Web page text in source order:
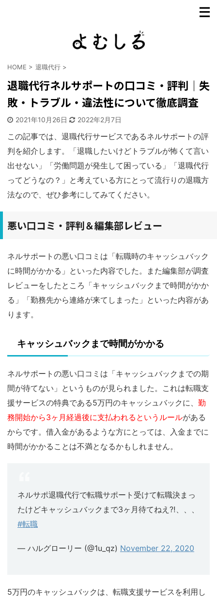
HOME > 退職代行 >
退職代行ネルサポートの口コミ・評判｜失
敗・トラブル・違法性について徹底調査
2021年10月26日 2022年2月7日
この記事では、退職代行サービスであるネルサポートの評
判を紹介します。「退職したいけどトラブルが怖くて言い
出せない」「労働問題が発生して困っている」「退職代行
ってどうなの？」と考えている方にとって流行りの退職方
法なので、ぜひ参考にしてみてください。
悪い口コミ・評判＆編集部レビュー
ネルサポートの悪い口コミは「転職時のキャッシュバック
に時間がかかる」といった内容でした。また編集部が調査
レビューをしたところ「キャッシュバックまで時間がかか
る」「勤務先から連絡が来てしまった」といった内容があ
ります。
キャッシュバックまで時間がかかる
ネルサポートの悪い口コミは「キャッシュバックまでの期
間が待てない」というものが見られました。これは転職支
援サービスの特典である5万円のキャッシュバックに、 勤
務開始から3ヶ月経過後に支払われるというルールがある
からです。借入金があるような方にとっては、入金までに
時間がかかることは不満となるかもしれません。
ネルサポ退職代行で転職サポート受けて転職決まっ
たけどキャッシュバックまで3ヶ月待てねえ⁈、、、
#転職
— ハルグローリー (@1u_qz) November 22, 2020
5万円のキャッシュバックは、転職支援サービスを利用し